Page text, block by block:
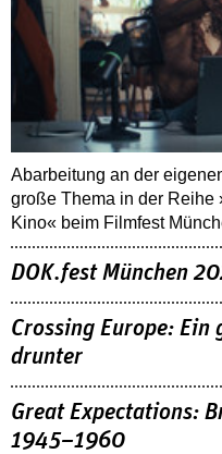
Abarbeitung an der
große Thema in der Reihe
Kino« beim Filmfest
DOK.fest München
Crossing Europe:
drunter
Great Expectations:
1945–1960